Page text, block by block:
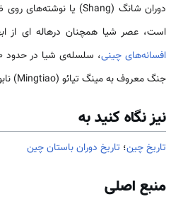
است، عصر شیا هم­چنان در‌هاله ­ای از
افسانه‌های چینی
جنگ معروف به مینگ تیائو (Mingtiao) نابود شده است.
نیز نگاه کنید به
تاریخ چین؛ تاریخ دوران باستان چین
منبع اصلی